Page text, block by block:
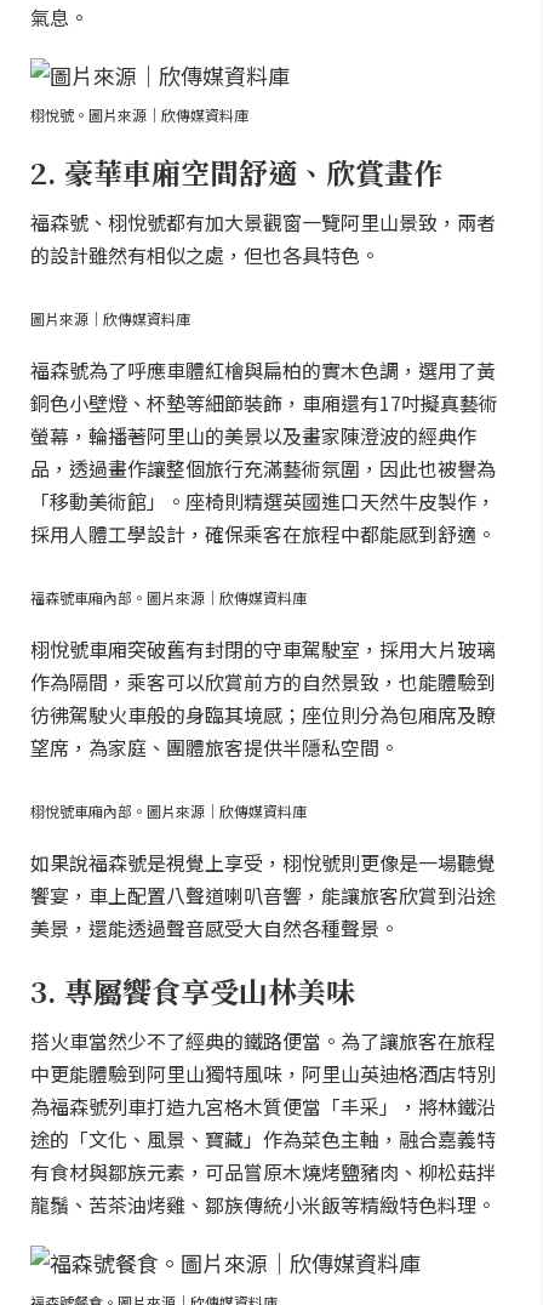
氣息。
栩悅號。圖片來源｜欣傳媒資料庫
2. 豪華車廂空間舒適、欣賞畫作
福森號、栩悅號都有加大景觀窗一覽阿里山景致，兩者
的設計雖然有相似之處，但也各具特色。
圖片來源｜欣傳媒資料庫
福森號為了呼應車體紅檜與扁柏的實木色調，選用了黃
銅色小壁燈、杯墊等細節裝飾，車廂還有17吋擬真藝術
螢幕，輪播著阿里山的美景以及畫家陳澄波的經典作
品，透過畫作讓整個旅行充滿藝術氛圍，因此也被譽為
「移動美術館」。座椅則精選英國進口天然牛皮製作，
採用人體工學設計，確保乘客在旅程中都能感到舒適。
福森號車廂內部。圖片來源｜欣傳媒資料庫
栩悅號車廂突破舊有封閉的守車駕駛室，採用大片玻璃
作為隔間，乘客可以欣賞前方的自然景致，也能體驗到
彷彿駕駛火車般的身臨其境感；座位則分為包廂席及瞭
望席，為家庭、團體旅客提供半隱私空間。
栩悅號車廂內部。圖片來源｜欣傳媒資料庫
如果說福森號是視覺上享受，栩悅號則更像是一場聽覺
饗宴，車上配置八聲道喇叭音響，能讓旅客欣賞到沿途
美景，還能透過聲音感受大自然各種聲景。
3. 專屬饗食享受山林美味
搭火車當然少不了經典的鐵路便當。為了讓旅客在旅程
中更能體驗到阿里山獨特風味，阿里山英迪格酒店特別
為福森號列車打造九宮格木質便當「丰采」，將林鐵沿
途的「文化、風景、寶藏」作為菜色主軸，融合嘉義特
有食材與鄒族元素，可品嘗原木燒烤鹽豬肉、柳松菇拌
龍鬚、苦茶油烤雞、鄒族傳統小米飯等精緻特色料理。